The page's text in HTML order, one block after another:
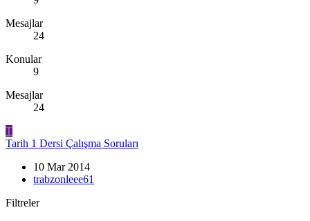
Mesajlar
24
Konular
9
Mesajlar
24
T
Tarih 1 Dersi Çalışma Soruları
10 Mar 2014
trabzonleee61
Filtreler